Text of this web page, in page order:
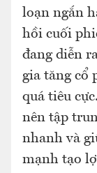
loạn ngắn
hồi cuối
đang diễn
gia tăng cổ
quá tiêu
nên tập
nhanh và
mạnh tạo